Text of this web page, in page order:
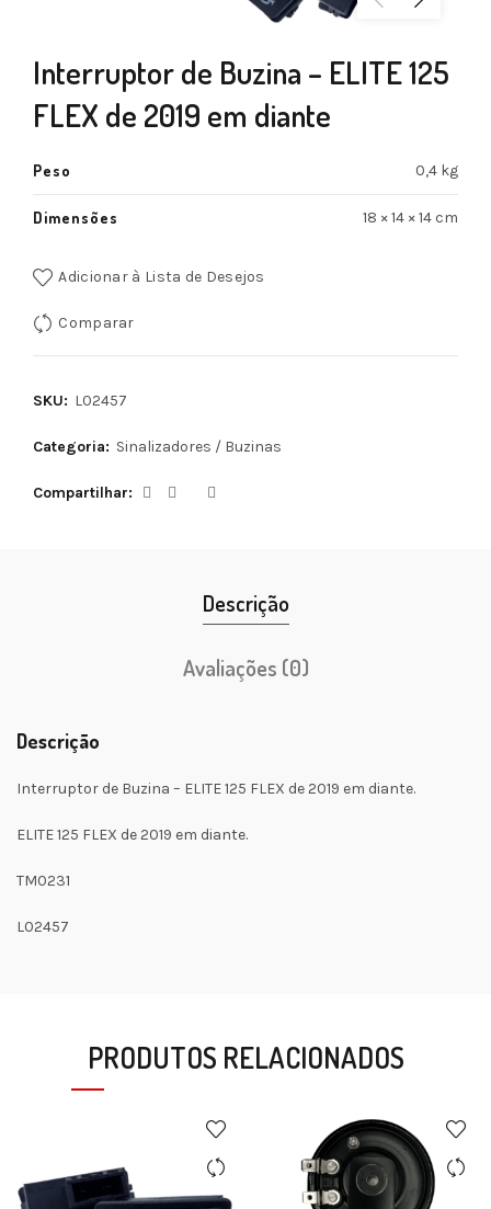
Interruptor de Buzina – ELITE 125
FLEX de 2019 em diante
Peso 0,4 kg
Dimensões 18 × 14 × 14 cm
Adicionar à Lista de Desejos
Comparar
SKU: L02457
Categoria: Sinalizadores / Buzinas
Compartilhar
Descrição
Avaliações (0)
Descrição
Interruptor de Buzina – ELITE 125 FLEX de 2019 em diante.
ELITE 125 FLEX de 2019 em diante.
TM0231
L02457
PRODUTOS RELACIONADOS